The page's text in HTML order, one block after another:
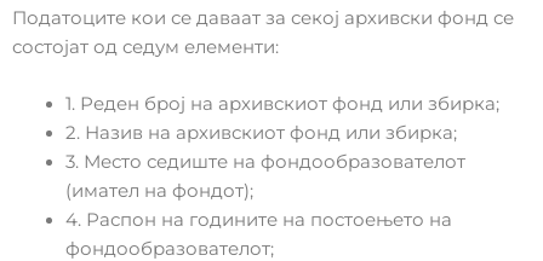
Податоците кои се даваат за секој архивски фонд се
состојат од седум елементи:
1. Реден број на архивскиот фонд или збирка;
2. Назив на архивскиот фонд или збирка;
3. Место седиште на фондообразователот
(имател на фондот);
4. Распон на годините на постоењето на
фондообразователот;